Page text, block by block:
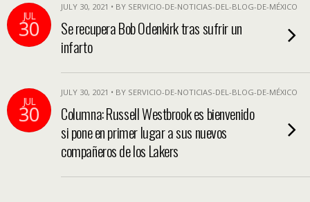
JUL
30
JULY 30, 2021 • BY SERVICIO-DE-NOTICIAS-DEL-BLOG-DE-MÉXICO
Se recupera Bob Odenkirk tras sufrir un
infarto
JUL
30
JULY 30, 2021 • BY SERVICIO-DE-NOTICIAS-DEL-BLOG-DE-MÉXICO
Columna: Russell Westbrook es bienvenido
si pone en primer lugar a sus nuevos
compañeros de los Lakers